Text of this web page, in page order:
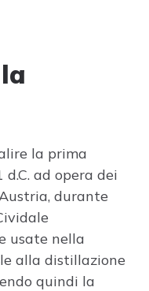
la prima
ad opera dei
durante
usate nella
alla distillazione
quindi la